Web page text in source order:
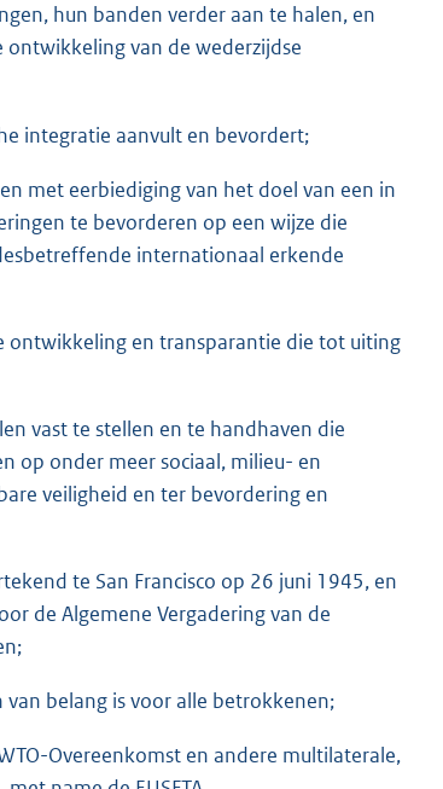
hun banden verder aan te halen, en
van de wederzijdse
integratie aanvult en bevordert;
met eerbiediging van het doel van een in
te bevorderen op een wijze die
internationaal erkende
ontwikkeling en transparantie die tot uiting
vast te stellen en te handhaven die
op onder meer sociaal, milieu- en
veiligheid en ter bevordering en
te San Francisco op 26 juni 1945, en
de Algemene Vergadering van de
belang is voor alle betrokkenen;
Overeenkomst en andere multilaterale,